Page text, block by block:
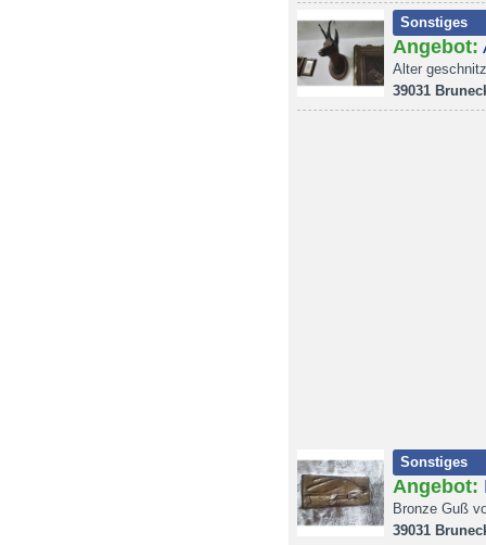
Sonstiges
Angebot:
Alter
39031
Sonstiges
Angebot:
Bronze Guß
39031